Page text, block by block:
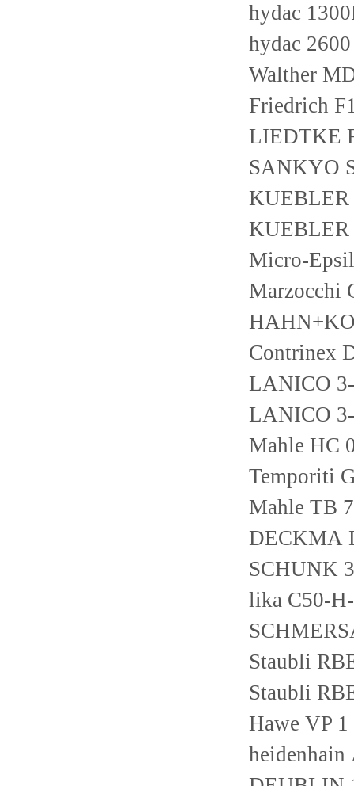
hydac
hydac
Walther
Friedrich
LIEDTKE
SANKYO
KUEBLER
KUEBLER
Micro-
Marzocchi
Contrinex
LANICO
LANICO
Mahle HC
Temporiti
Mahle TB
DECKMA
SCHUNK
lika C50-
Staubli
Staubli
Hawe VP